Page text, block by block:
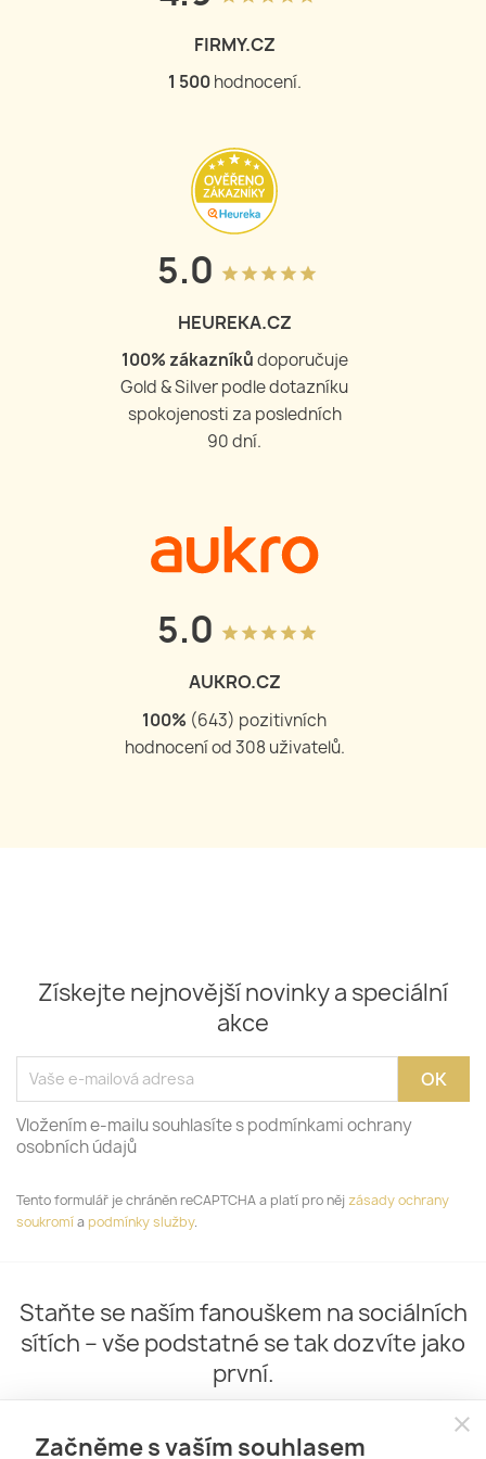
FIRMY.CZ
1 504 hodnocení.
5.0 grade grade grade grade grade
HEUREKA.CZ
100% zákazníkůdoporučuje
Gold & Silver podle dotazníku
spokojenosti za posledních
90 dní.
5.0 grade grade grade grade grade
AUKRO.CZ
100% (644) pozitivních
hodnocení od309 uživatelů.
Získejte nejnovější novinky a speciální
akce
Vložením e-mailu souhlasíte s podmínkami ochrany
osobních údajů
Tento formulář je chráněn reCAPTCHA a platí pro něj zásady ochrany
soukromía podmínky služby.
Staňte se naším fanouškem na sociálních
sítích – vše podstatné se tak dozvíte jako
první.
close
Začněme s vaším souhlasem